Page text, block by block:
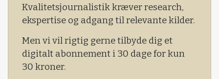
Kvalitetsjournalistik kræver research,
ekspertise og adgang til relevante kilder.
Men vi vil rigtig gerne tilbyde dig et
digitalt abonnement i 30 dage for kun
30 kroner.